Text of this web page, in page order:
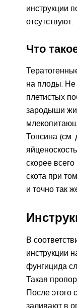
инструкции
отсутствуют.
Что
на плоды. Не
плетистых
зародыши
Топсина (см.
скорее
скота при
и точно так
В
инструкции
фунгицида
Такая
После этого
заливают в